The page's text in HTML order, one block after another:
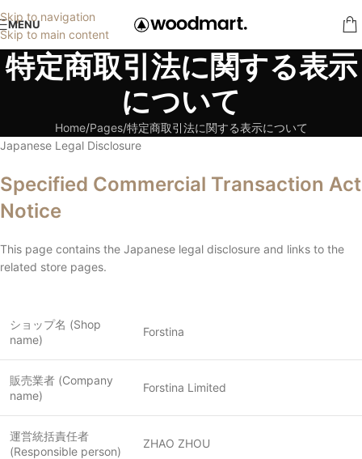
Skip to navigation
Skip to main content
MENU
特定商取引法に関する表示
について
Home Pages 特定商取引法に関する表示について
Japanese Legal Disclosure
Specified Commercial Transaction Act
Notice
This page contains the Japanese legal disclosure and links to the
related store pages.
ショップ名 (Shop
name)
Forstina
販売業者 (Company
name)
Forstina Limited
運営統括責任者
(Responsible person)
ZHAO ZHOU